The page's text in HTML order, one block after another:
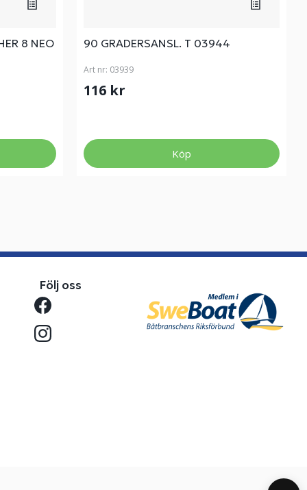
8 NEO 90 GRADERSANSL. T 03944
Art nr: 03939
116 kr
Köp
Följ oss